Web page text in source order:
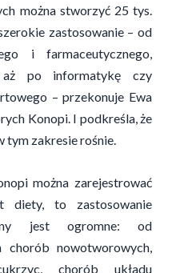
można stworzyć 25 tys.
zastosowanie – od
i farmaceutycznego,
aż po informatykę czy
– przekonuje Ewa
Konopi. I podkreśla, że
tym zakresie rośnie.
można zarejestrować
diety, to zastosowanie
jest ogromne: od
chorób nowotworowych,
chorób układu